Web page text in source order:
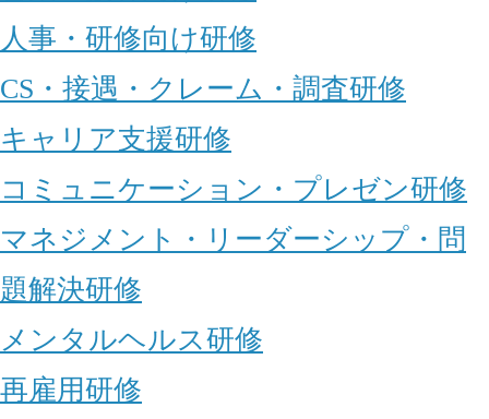
人事・研修向け研修
CS・接遇・クレーム・調査研修
キャリア支援研修
コミュニケーション・プレゼン研修
マネジメント・リーダーシップ・問
題解決研修
メンタルヘルス研修
再雇用研修